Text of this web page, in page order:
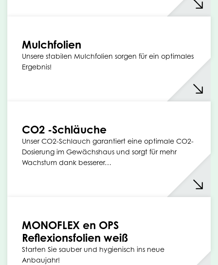
Mulchfolien
Unsere stabilen Mulchfolien sorgen für ein optimales
Ergebnis!
CO2 -Schläuche
Unser CO2-Schlauch garantiert eine optimale CO2-
Dosierung im Gewächshaus und sorgt für mehr
Wachstum dank besserer…
MONOFLEX en OPS
Reflexionsfolien weiß
Starten Sie sauber und hygienisch ins neue
Anbaujahr!